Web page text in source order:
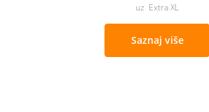
uz Extra XL
Saznaj više